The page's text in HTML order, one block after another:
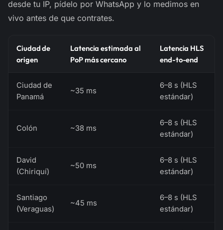
desde tu IP, pídelo por WhatsApp y lo medimos en
vivo antes de que contrates.
Ciudad de
origen
Latencia estimada al
PoP más cercano
Latencia HLS
end-to-end
Ciudad de
Panamá
~35 ms
6–8 s (HLS
estándar)
Colón ~38 ms
6–8 s (HLS
estándar)
David
(Chiriquí)
~50 ms
6–8 s (HLS
estándar)
Santiago
(Veraguas)
~45 ms
6–8 s (HLS
estándar)